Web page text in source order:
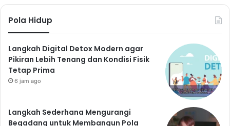
Pola Hidup
Langkah Digital Detox Modern agar
Pikiran Lebih Tenang dan Kondisi Fisik
Tetap Prima
6 jam ago
Langkah Sederhana Mengurangi
Begadang untuk Membangun Pola